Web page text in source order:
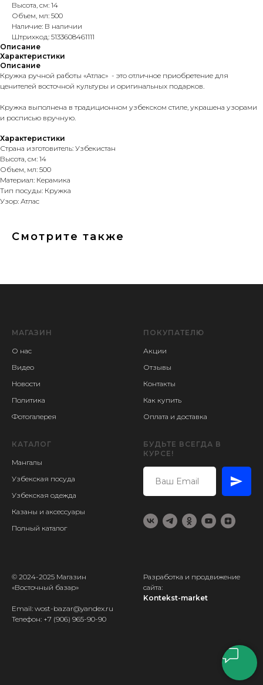
Высота, см: 14
Объем, мл: 500
Наличие: В наличии
Штрихкод: 5133608461111
Описание
Характеристики
Описание
Кружка ручной работы «Атлас» - это отличное приобретение для
ценителей восточной культуры и оригинальных подарков.
Кружка выполнена в традиционном узбекском стиле, украшена узорами
и росписью вручную.
Характеристики
Страна изготовитель: Узбекистан
Высота, см: 14
Объем, мл: 500
Материал: Керамика
Тип посуды: Кружка
Узор: Атлас
Смотрите также
МАГАЗИН
О нас
Видео
Новости
Политика
Фотогалерея
ПОКУПАТЕЛЮ
Акции
Отзывы
Контакты
Как купить
Оплата и доставка
КАТАЛОГ
Мангалы
Узбекская посуда
Узбекская одежда
Казаны и аксессуары
Полный каталог
БУДЬТЕ ВСЕГДА В
КУРСЕ!
© 2024-2025 Магазин
«Восточный базар»
Email: wost-bazar@yandex.ru
Телефон: +7 (906) 965-90-90
Разработка и продвижение
сайта:
Kontekst-market